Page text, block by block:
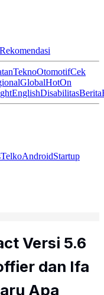
Rekomendasi
TeknoOtomotifCek
GlobalHotOn
EnglishDisabilitasBerita
TelkoAndroidStartup
Versi 5.6
dan Ifa
Apa